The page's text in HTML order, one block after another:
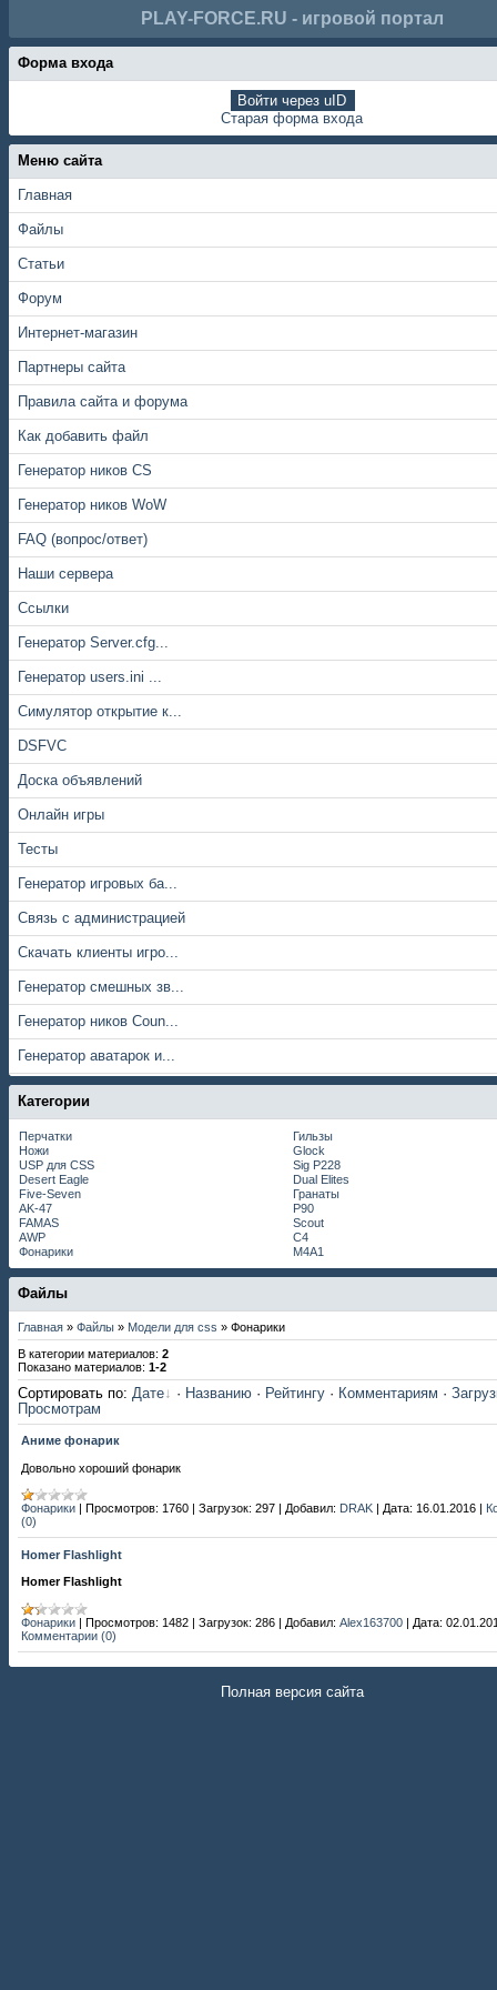
PLAY-FORCE.RU - игровой портал
Форма входа
Войти через uID
Старая форма входа
Меню сайта
Главная
Файлы
Статьи
Форум
Интернет-магазин
Партнеры сайта
Правила сайта и форума
Как добавить файл
Генератор ников CS
Генератор ников WoW
FAQ (вопрос/ответ)
Наши сервера
Ссылки
Генератор Server.cfg...
Генератор users.ini ...
Симулятор открытие к...
DSFVC
Доска объявлений
Онлайн игры
Тесты
Генератор игровых ба...
Связь с администрацией
Скачать клиенты игро...
Генератор смешных зв...
Генератор ников Coun...
Генератор аватарок и...
Категории
Перчатки
Гильзы
Ножи
Glock
USP для CSS
Sig P228
Desert Eagle
Dual Elites
Five-Seven
Гранаты
AK-47
P90
FAMAS
Scout
AWP
С4
Фонарики
M4A1
Файлы
Главная » Файлы » Модели для css » Фонарики
В категории материалов: 2
Показано материалов: 1-2
Сортировать по: Дате · Названию · Рейтингу · Комментариям ·
Просмотрам
Аниме фонарик
Довольно хороший фонарик
Фонарики Просмотров: 1760 Загрузок: 297 Добавил: DRAK Дата: 16.01.2016
(0)
Homer Flashlight
Homer Flashlight
Фонарики | Просмотров: 1482 | Загрузок: 286 | Добавил: Alex163700 | Дата:
Комментарии (0)
Полная версия сайта